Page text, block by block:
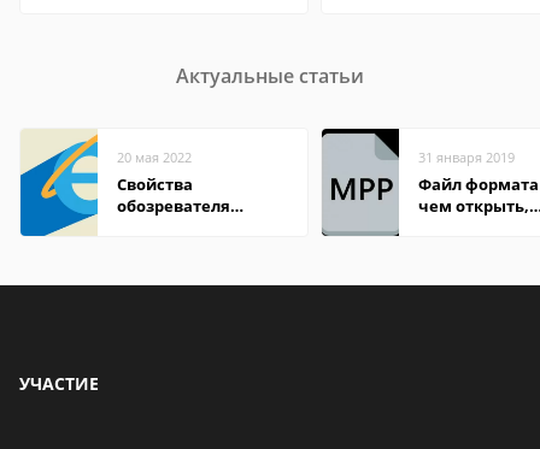
Актуальные статьи
20 мая 2022
Свойства
обозревателя
31 января 2019
Файл
чем открыть,
УЧАСТИЕ